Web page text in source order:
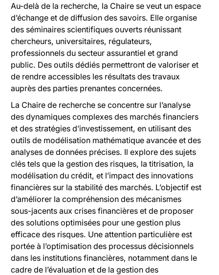
Au-delà de la recherche, la Chaire se veut un espace
d’échange et de diffusion des savoirs. Elle organise
des séminaires scientifiques ouverts réunissant
chercheurs, universitaires, régulateurs,
professionnels du secteur assurantiel et grand
public. Des outils dédiés permettront de valoriser et
de rendre accessibles les résultats des travaux
auprès des parties prenantes concernées.
La Chaire de recherche se concentre sur l’analyse
des dynamiques complexes des marchés financiers
et des stratégies d’investissement, en utilisant des
outils de modélisation mathématique avancée et des
analyses de données précises. Il explore des sujets
clés tels que la gestion des risques, la titrisation, la
modélisation du crédit, et l’impact des innovations
financières sur la stabilité des marchés. L’objectif est
d’améliorer la compréhension des mécanismes
sous-jacents aux crises financières et de proposer
des solutions optimisées pour une gestion plus
efficace des risques. Une attention particulière est
portée à l’optimisation des processus décisionnels
dans les institutions financières, notamment dans le
cadre de l’évaluation et de la gestion des